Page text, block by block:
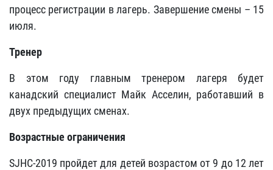
процесс регистрации в лагерь. Завершение смены – 15
июля.
Тренер
В этом году главным тренером лагеря будет
канадский специалист Майк Асселин, работавший в
двух предыдущих сменах.
Возрастные ограничения
SJHC-2019 пройдет для детей возрастом от 9 до 12 лет